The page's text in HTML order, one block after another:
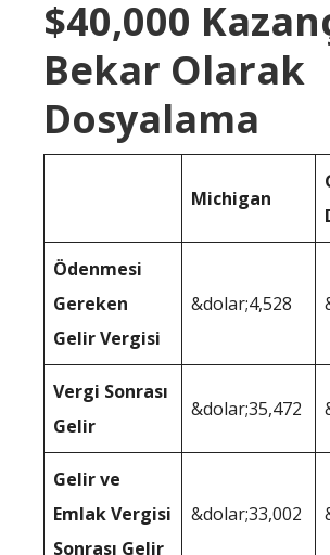
$40,000
Bekar Olarak
Dosyalama
Michigan
Ödenmesi
Gereken
Gelir Vergisi
&dolar;4,528
Vergi Sonrası
Gelir
&dolar;35,472
Gelir ve
Emlak Vergisi
Sonrası Gelir
&dolar;33,002